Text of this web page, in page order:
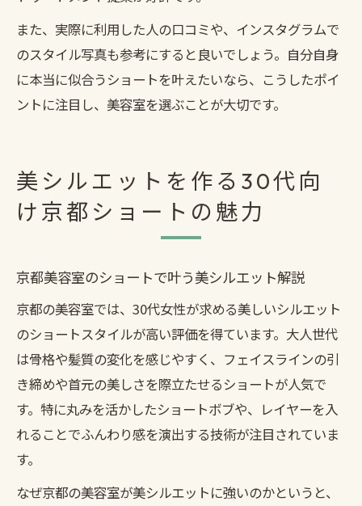
また、実際に利用した人の口コミや、インスタグラムで
のスタイル写真も参考にすると良いでしょう。自分自身
に本当に似合うショートを叶えたいなら、こうしたポイ
ントに注目し、美容室を選ぶことが大切です。
美シルエットを作る30代向
け京都ショートの魅力
京都美容室のショートで叶う美シルエット解説
京都の美容室では、30代女性が求める美しいシルエット
のショートスタイルが高い評価を得ています。大人世代
は骨格や髪質の変化を感じやすく、フェイスラインの引
き締めや首元の美しさを際立たせるショートが人気で
す。特に丸みを活かしたショートボブや、レイヤーを入
れることでふんわり感を演出する技術が注目されていま
す。
なぜ京都の美容室が美シルエットに強いのかというと、